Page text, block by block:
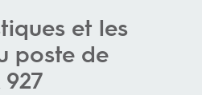
et les
poste de